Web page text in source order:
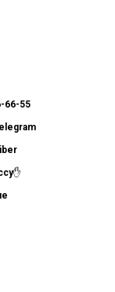
66-55
✋